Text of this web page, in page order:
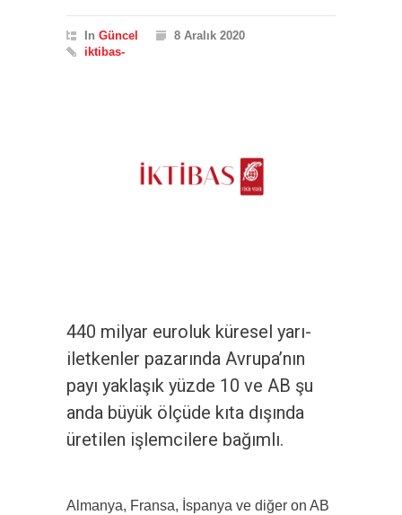
In Güncel
8 Aralık 2020
iktibas-
440 milyar euroluk küresel yarı-
iletkenler pazarında Avrupa’nın
payı yaklaşık yüzde 10 ve AB şu
anda büyük ölçüde kıta dışında
üretilen işlemcilere bağımlı.
Almanya, Fransa, İspanya ve diğer on AB